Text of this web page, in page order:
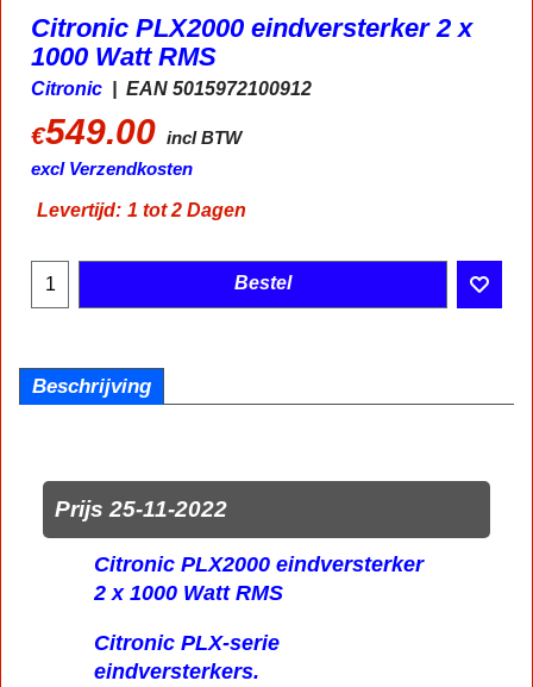
Citronic PLX2000 eindversterker 2 x
1000 Watt RMS
Citronic EAN 5015972100912
€549.00 incl BTW
excl Verzendkosten
Levertijd: 1 tot 2 Dagen
Bestel
Beschrijving
Prijs 25-11-2022
Citronic PLX2000 eindversterker
2 x 1000 Watt RMS
Citronic PLX-serie
eindversterkers.